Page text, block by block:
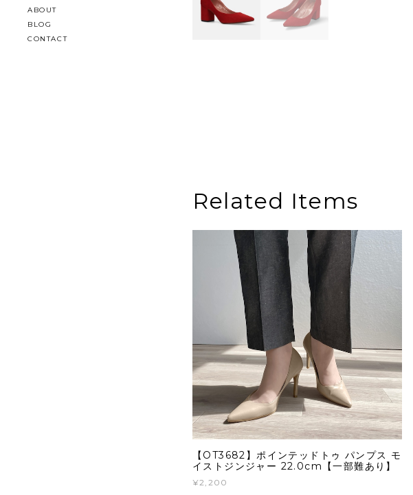
ABOUT
BLOG
CONTACT
Related Items
【OT3682】ポインテッドトゥ パンプス モ
イストジンジャー 22.0cm【一部難あり】
¥2,200